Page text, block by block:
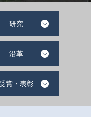
研究
沿革
賞・表彰